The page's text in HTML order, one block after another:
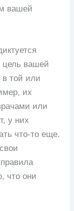
вашей
цель вашей
той или
их
или
у них
что-то еще.
что они